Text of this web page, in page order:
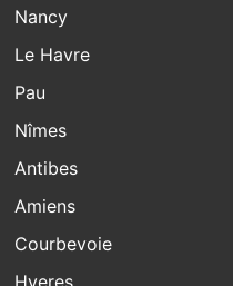
Nancy
Le Havre
Pau
Nîmes
Antibes
Amiens
Courbevoie
Hyeres